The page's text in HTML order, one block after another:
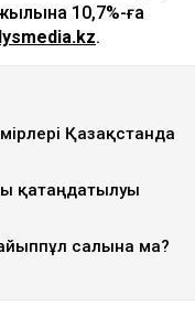
10,7%-ға
.
Қазақстанда
қатаңдатылуы
салына ма?